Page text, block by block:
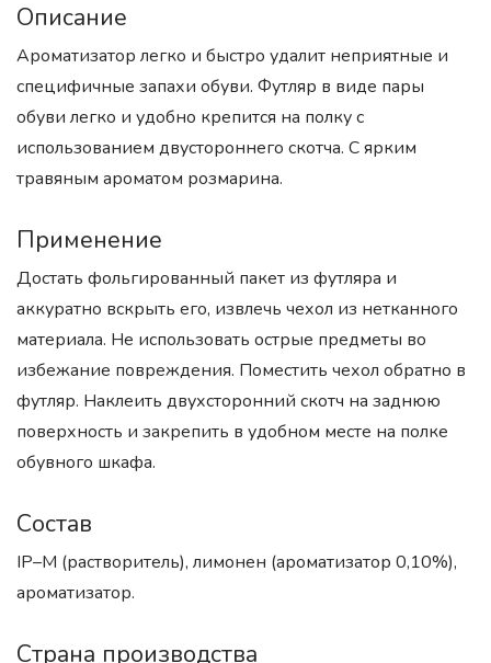
Описание
Ароматизатор легко и быстро удалит неприятные и
специфичные запахи обуви. Футляр в виде пары
обуви легко и удобно крепится на полку с
использованием двустороннего скотча. С ярким
травяным ароматом розмарина.
Применение
Достать фольгированный пакет из футляра и
аккуратно вскрыть его, извлечь чехол из нетканного
материала. Не использовать острые предметы во
избежание повреждения. Поместить чехол обратно в
футляр. Наклеить двухсторонний скотч на заднюю
поверхность и закрепить в удобном месте на полке
обувного шкафа.
Состав
IP–M (растворитель), лимонен (ароматизатор 0,10%),
ароматизатор.
Страна производства